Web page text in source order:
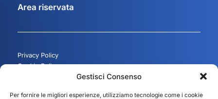
Gestisci Consenso
Per fornire le migliori esperienze, utilizziamo tecnologie come i cookie
Area riservata
Privacy Policy
Cookie Policy